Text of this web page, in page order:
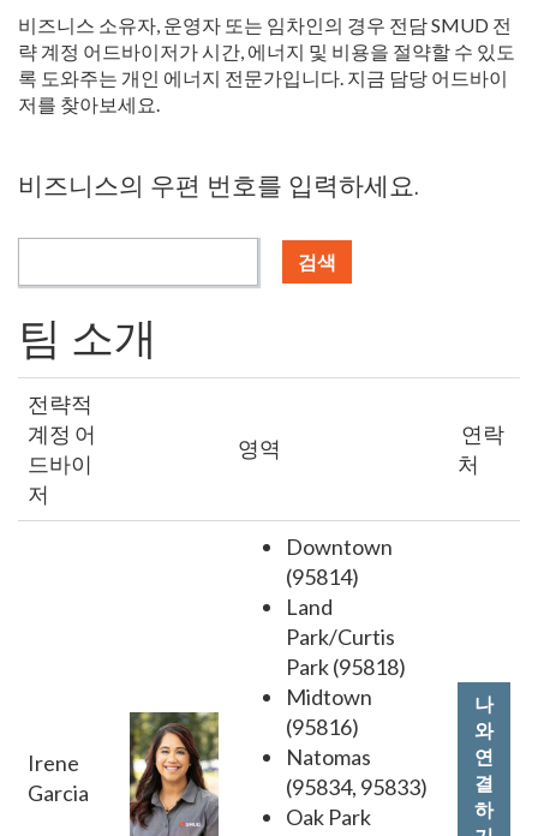
비즈니스 소유자, 운영자 또는 임차인의 경우 전담 SMUD 전
략 계정 어드바이저가 시간, 에너지 및 비용을 절약할 수 있도
록 도와주는 개인 에너지 전문가입니다. 지금 담당 어드바이
저를 찾아보세요.
비즈니스의 우편 번호를 입력하세요.
검색
팀 소개
전략적
계정 어
드바이
저
영역
연락
처
Irene
Garcia
Downtown
(95814)
Land
Park/Curtis
Park (95818)
Midtown
(95816)
Natomas
(95834, 95833)
Oak Park
나
와
연
결
하